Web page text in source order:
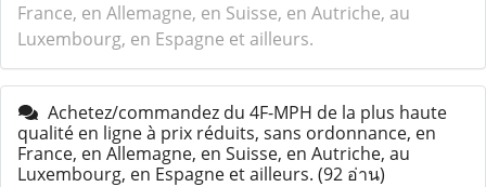
France, en Allemagne, en Suisse, en Autriche, au
Luxembourg, en Espagne et ailleurs.
Achetez/commandez du 4F-MPH de la plus haute
qualité en ligne à prix réduits, sans ordonnance, en
France, en Allemagne, en Suisse, en Autriche, au
Luxembourg, en Espagne et ailleurs. (92 อ่าน)